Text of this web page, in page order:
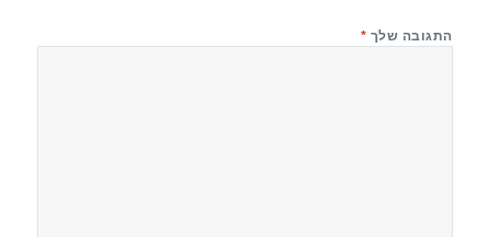
התגובה שלך *